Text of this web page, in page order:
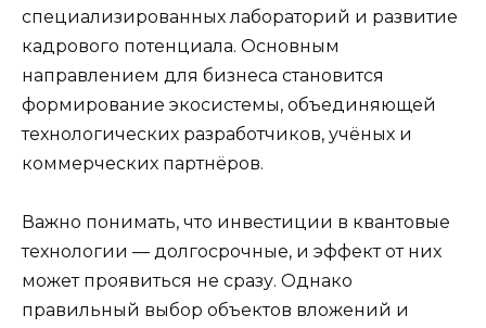
специализированных лабораторий и развитие
кадрового потенциала. Основным
направлением для бизнеса становится
формирование экосистемы, объединяющей
технологических разработчиков, учёных и
коммерческих партнёров.
Важно понимать, что инвестиции в квантовые
технологии — долгосрочные, и эффект от них
может проявиться не сразу. Однако
правильный выбор объектов вложений и